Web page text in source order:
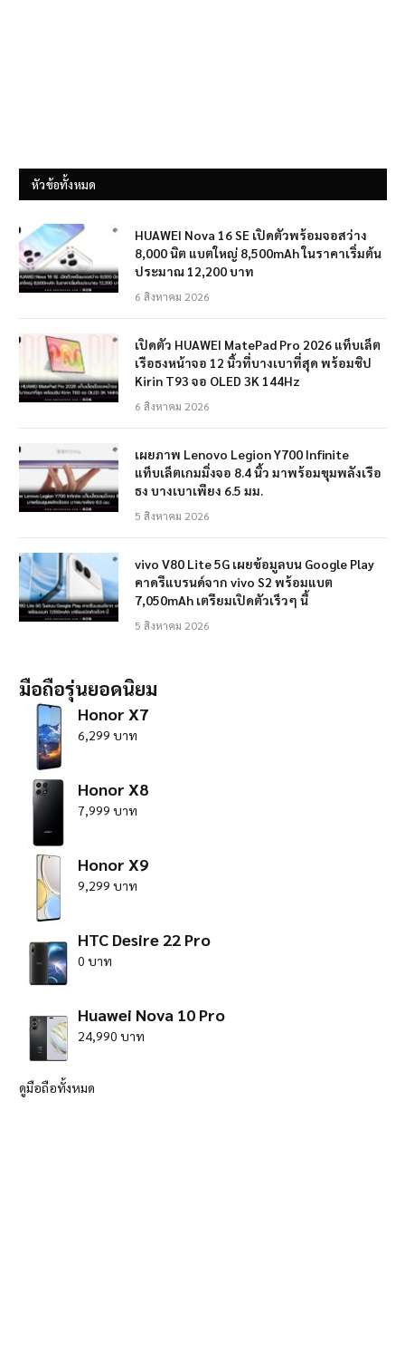
หัวข้อทั้งหมด
HUAWEI Nova 16 SE เปิดตัวพร้อมจอสว่าง
8,000 นิต แบตใหญ่ 8,500mAh ในราคาเริ่มต้น
ประมาณ 12,200 บาท
6 สิงหาคม 2026
เปิดตัว HUAWEI MatePad Pro 2026 แท็บเล็ต
เรือธงหน้าจอ 12 นิ้วที่บางเบาที่สุด พร้อมชิป
Kirin T93 จอ OLED 3K 144Hz
6 สิงหาคม 2026
เผยภาพ Lenovo Legion Y700 Infinite
แท็บเล็ตเกมมิ่งจอ 8.4 นิ้ว มาพร้อมขุมพลังเรือ
ธง บางเบาเพียง 6.5 มม.
5 สิงหาคม 2026
vivo V80 Lite 5G เผยข้อมูลบน Google Play
คาดรีแบรนด์จาก vivo S2 พร้อมแบต
7,050mAh เตรียมเปิดตัวเร็วๆ นี้
5 สิงหาคม 2026
มือถือรุ่นยอดนิยม
Honor X7
6,299 บาท
Honor X8
7,999 บาท
Honor X9
9,299 บาท
HTC Desire 22 Pro
0 บาท
Huawei Nova 10 Pro
24,990 บาท
ดูมือถือทั้งหมด